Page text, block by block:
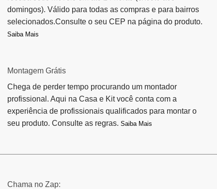
domingos). Válido para todas as compras e para bairros
selecionados.Consulte o seu CEP na página do produto.
Saiba Mais
Montagem Grátis
Chega de perder tempo procurando um montador
profissional. Aqui na Casa e Kit você conta com a
experiência de profissionais qualificados para montar o
seu produto. Consulte as regras. Saiba Mais
Chama no Zap: